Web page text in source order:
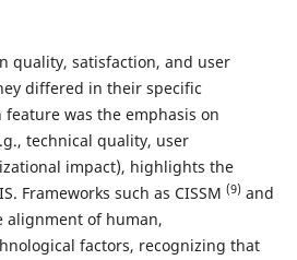
quality, satisfaction, and user
differed in their specific
feature was the emphasis on
technical quality, user
impact), highlights the
Frameworks such as CISSM (9)and
alignment of human,
factors, recognizing that